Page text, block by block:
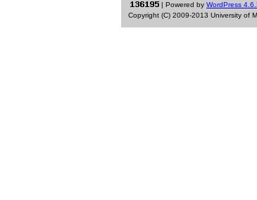
| Powered by WordPress
Copyright (C) 2009-2013 University of